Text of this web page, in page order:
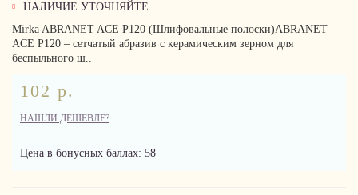
НАЛИЧИЕ УТОЧНЯЙТЕ
Mirka ABRANET ACE P120 (Шлифовальные полоски)ABRANET
ACE P120 – сетчатый абразив с керамическим зерном для
беспыльного ш..
102 р.
НАШЛИ ДЕШЕВЛЕ?
Цена в бонусных баллах: 58